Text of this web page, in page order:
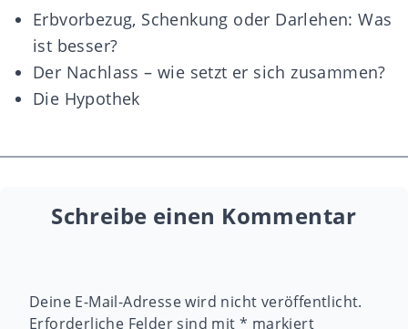
Erbvorbezug, Schenkung oder Darlehen: Was
ist besser?
Der Nachlass – wie setzt er sich zusammen?
Die Hypothek
Schreibe einen Kommentar
Deine E-Mail-Adresse wird nicht veröffentlicht.
Erforderliche Felder sind mit * markiert